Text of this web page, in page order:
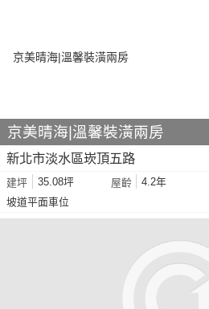
京美晴海|溫馨裝潢兩房
新北市淡水區崁頂五路
建坪 35.08坪 屋齡 4.2年
坡道平面車位